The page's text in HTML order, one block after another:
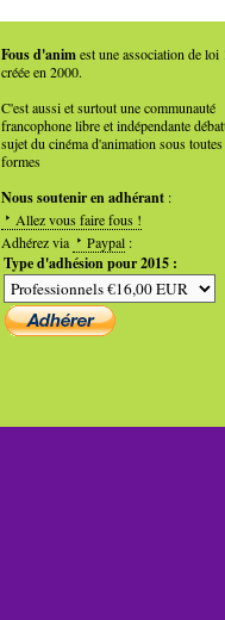
Fous d'animest une association de loi
créée en 2000.
C'est aussi et surtout une communauté
francophone libre et indépendante
sujet du cinéma d'animation sous toutes
formes
Nous soutenir en adhérant :
Allez vous faire fous !
Adhérez via
Paypal :
Type d'adhésion pour 2015 :